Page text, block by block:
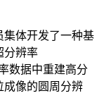
集体开发了一种基
分辨率
数据中重建高分
成像的圆周分辨